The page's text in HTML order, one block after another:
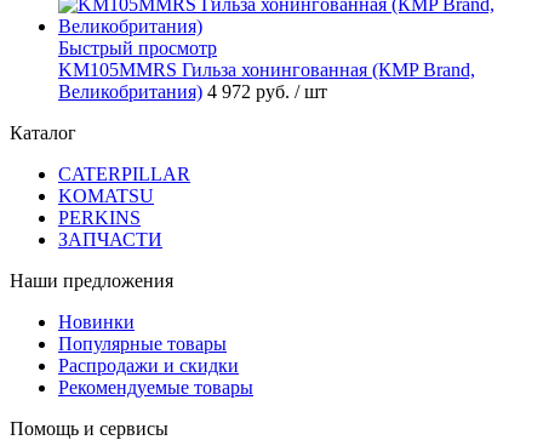
Быстрый просмотр
KM105MMRS Гильза хонингованная (КMP Brand,
Великобритания) 4 972 руб. / шт
Каталог
CATERPILLAR
KOMATSU
PERKINS
ЗАПЧАСТИ
Наши предложения
Новинки
Популярные товары
Распродажи и скидки
Рекомендуемые товары
Помощь и сервисы